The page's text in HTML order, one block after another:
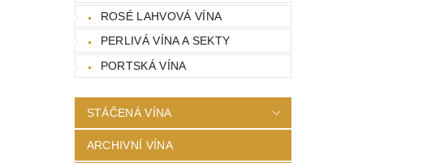
ROSÉ LAHVOVÁ VÍNA
PERLIVÁ VÍNA A SEKTY
PORTSKÁ VÍNA
STÁČENÁ VÍNA
ARCHIVNÍ VÍNA